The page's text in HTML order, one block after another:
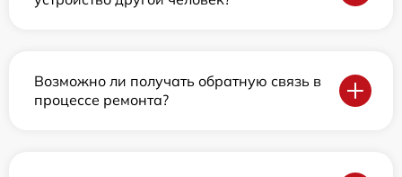
Возможно ли получать обратную связь в
процессе ремонта?